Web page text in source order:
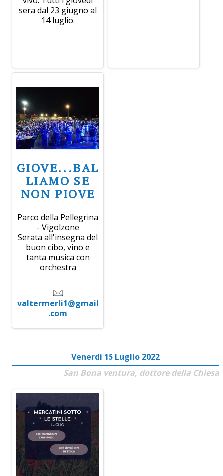
sera dal 23 giugno al
14 luglio.
GIOVE...BAL
LIAMO SE
NON PIOVE
Parco della Pellegrina
- Vigolzone
Serata all'insegna del
buon cibo, vino e
tanta musica con
orchestra
valtermerli1@gmail
.com
Venerdì 15 Luglio 2022
San Bona ventura, dottore della Chiesa